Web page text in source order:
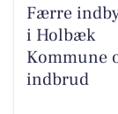
Færre
i Holbæk
Kommune
indbrud